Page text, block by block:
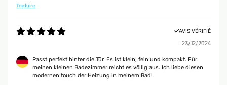
Traduire
AVIS VÉRIFIÉ
23/12/2024
Passt perfekt hinter die Tür. Es ist klein, fein und kompakt. Für
meinen kleinen Badezimmer reicht es völlig aus. Ich liebe diesen
modernen touch der Heizung in meinem Bad!